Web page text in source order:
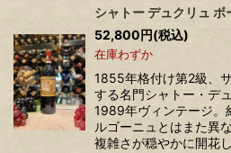
シャトー デュクリュ
52,800円(税込)
在庫わずか
1855年格付け第2級、
する名門シャトー・デ
1989年ヴィンテージ。
ルゴーニュとはまた異
複雑さが穏やかに開花